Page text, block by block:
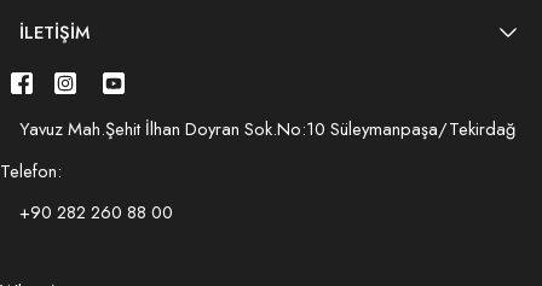
İLETIŞIM
Yavuz Mah.Şehit İlhan Doyran Sok.No:10 Süleymanpaşa/Tekirdağ
Telefon:
+90 282 260 88 00